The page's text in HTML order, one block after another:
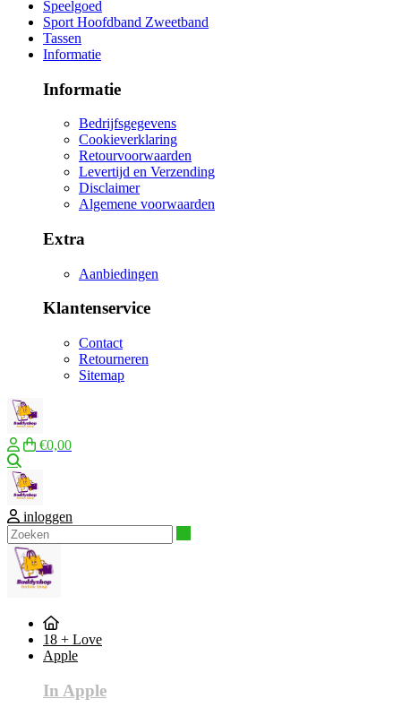
Speelgoed
Sport Hoofdband Zweetband
Tassen
Informatie
Informatie
Bedrijfsgegevens
Cookieverklaring
Retourvoorwaarden
Levertijd en Verzending
Disclaimer
Algemene voorwaarden
Extra
Aanbiedingen
Klantenservice
Contact
Retourneren
Sitemap
€0,00
inloggen
18 + Love
Apple
In Apple